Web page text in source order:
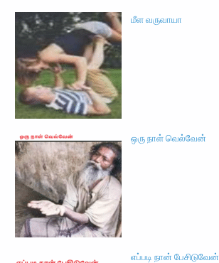
மீள வருவாயா
ஒரு நாள் வெல்வேன்
எப்படி நான் பேசிடுவேன்